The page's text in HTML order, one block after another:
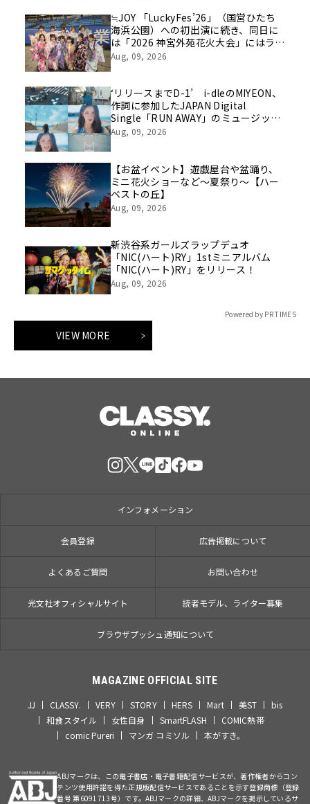
像を公開！
≒JOY 「LuckyFes’26」（国営ひたち
海浜公園）への初出演に続き、同日に
は「2026 神宮外苑花火大会」にはライ
ブ出演！浴衣に着替えたメンバーの写
Aug, 09, 2026
‘リリースまでD-1’ i-dleのMIYEON、
作詞に参加したJAPAN Digital
Single「RUN AWAY」のミュージック
ビデオティザーを初公開
Aug, 09, 2026
【お盆イベント】遊戯屋台や盆踊り、
ミニ花火ショーなど～夏祭り～【ハー
ベストの丘】
Aug, 09, 2026
新渋谷系ガールズラップデュオ
「NIC(ハート)RY」1stミニアルバム
「NIC(ハート)RY」をリリース！
Aug, 09, 2026
Powered by PR TIMES
VIEW MORE
インフォメーション
会員登録 広告掲載について
よくあるご質問 お問い合わせ
光文社オフィシャルサイト 読者モデル、ライター募集
ブラウザプッシュ通知について
MAGAZINE OFFICIAL SITE
JJ CLASSY. VERY STORY HERS Mart 美ST
bis
和食スタイル
女性自身 SmartFLASH
COMIC熱帯
comic Pureri
マンガ コミソル 本がすき。
ABJマークは、この電子書店・電子書籍配信サービスが、著作権者からコン
テンツ使用許諾を得た正規版配信サービスであることを示す登録商標（登録
番号 第6091713号）です。ABJマークの詳細、ABJマークを掲示しているサ